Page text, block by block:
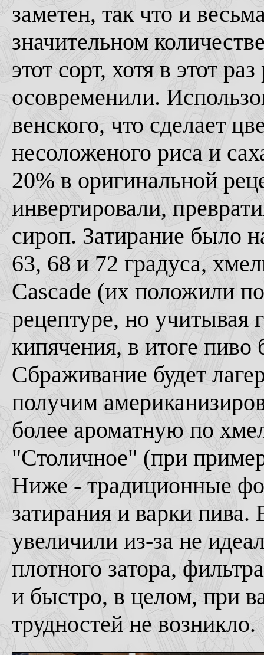
заметен, так что и
значительном
этот сорт, хотя в этот
осовременили.
венского, что сделает
несоложеного риса и
20% в оригинальной
инвертировали,
сироп. Затирание было
63, 68 и 72 градуса,
Cascade (их положили
рецептуре, но учитывая
кипячения, в итоге пиво
Сбраживание будет
получим
более ароматную по
"Столичное" (при
Ниже - традиционные
затирания и варки пива.
увеличили из-за не
плотного затора,
и быстро, в целом, при
трудностей не возникло.